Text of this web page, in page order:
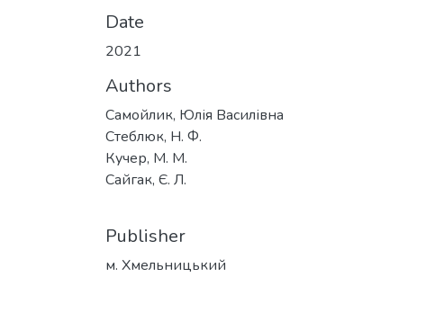
Date
2021
Authors
Самойлик, Юлія Василівна
Стеблюк, Н. Ф.
Кучер, М. М.
Сайгак, Є. Л.
Publisher
м. Хмельницький